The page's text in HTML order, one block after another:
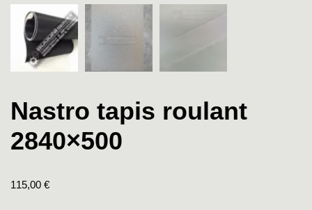
Nastro tapis roulant
2840×500
115,00 €